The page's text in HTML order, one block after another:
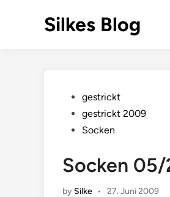
Silkes Blog
Postedgestrickt
gestrickt 2009
Socken
Socken
by Silke • 27. Juni 2009